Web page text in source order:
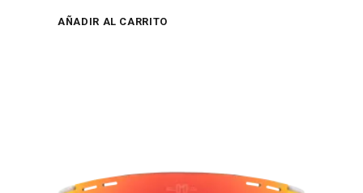
AÑADIR AL CARRITO